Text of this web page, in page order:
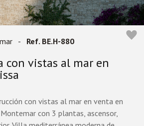
- Ref. BE.H-880
con vistas al mar en
con vistas al mar en venta en
con 3 plantas, ascensor,